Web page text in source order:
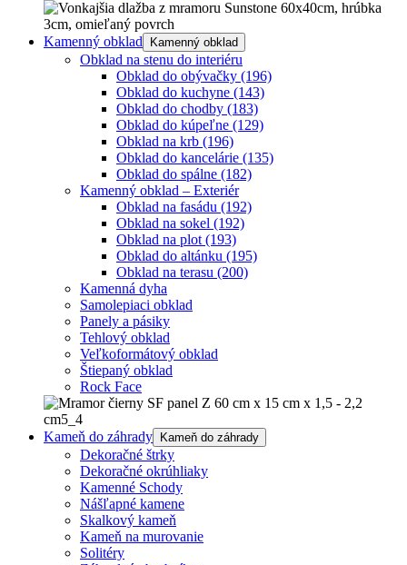
Kamenný obklad Kamenný obklad
Obklad na stenu do interiéru
Obklad do obývačky (196)
Obklad do kuchyne (143)
Obklad do chodby (183)
Obklad do kúpeľne (129)
Obklad na krb (196)
Obklad do kancelárie (135)
Obklad do spálne (182)
Kamenný obklad – Exteriér
Obklad na fasádu (192)
Obklad na sokel (192)
Obklad na plot (193)
Obklad do altánku (195)
Obklad na terasu (200)
Kamenná dyha
Samolepiaci obklad
Panely a pásiky
Tehlový obklad
Veľkoformátový obklad
Štiepaný obklad
Rock Face
Kameň do záhrady Kameň do záhrady
Dekoračné štrky
Dekoračné okrúhliaky
Kamenné Schody
Nášľapné kamene
Skalkový kameň
Kameň na murovanie
Solitéry